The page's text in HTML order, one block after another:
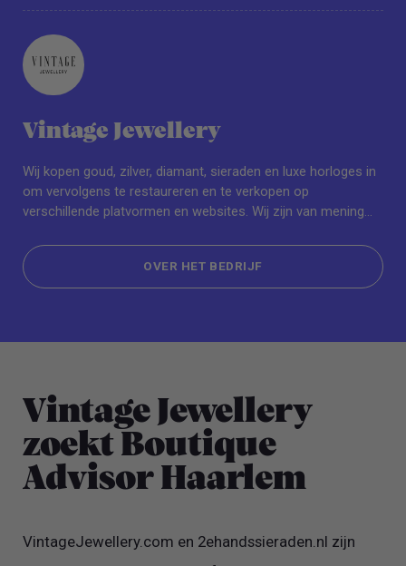
Vintage Jewellery
Wij kopen goud, zilver, diamant, sieraden en luxe horloges in
om vervolgens te restaureren en te verkopen op
verschillende platvormen en websites. Wij zijn van mening
te geven maar dat de unieke stukken een tweede leven
verdienen! Vandaar het motto: Continue the story!
OVER HET BEDRIJF
Vintage Jewellery
zoekt Boutique
Advisor Haarlem
VintageJewellery.com en 2ehandssieraden.nl zijn